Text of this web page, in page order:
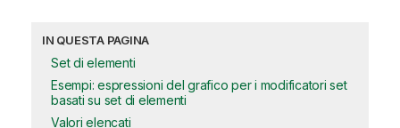
IN QUESTA PAGINA
Set di elementi
Esempi: espressioni del grafico per i modificatori set
basati su set di elementi
Valori elencati